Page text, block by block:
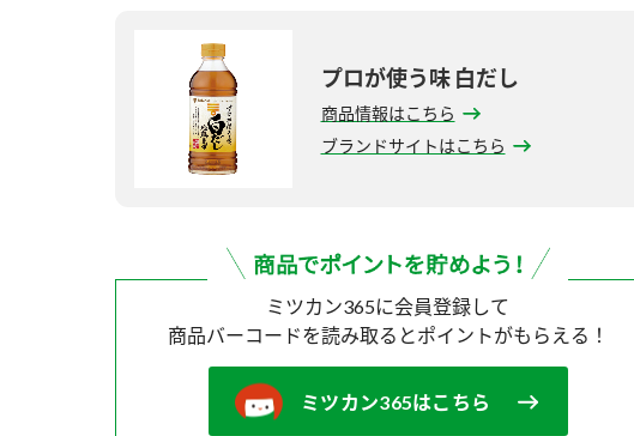
プロが使う味 白だし
商品情報はこちら
ブランドサイトはこちら
ミツカン365に会員登録して
商品バーコードを読み取ると ポイントがもらえる！
ミツカン365はこちら